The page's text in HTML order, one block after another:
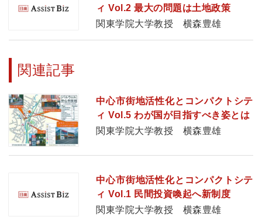
ィ Vol.2 最大の問題は土地政策
関東学院大学教授 横森豊雄
関連記事
中心市街地活性化とコンパクトシテ
ィ Vol.5 わが国が目指すべき姿とは
関東学院大学教授 横森豊雄
中心市街地活性化とコンパクトシテ
ィ Vol.1 民間投資喚起へ新制度
関東学院大学教授 横森豊雄